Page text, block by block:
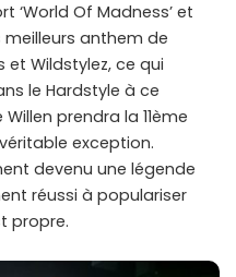
‘World Of Madness’ et
meilleurs anthem de
et Wildstylez, ce qui
le Hardstyle à ce
prendra la 11ème
exception.
devenu une légende
réussi à populariser
propre.